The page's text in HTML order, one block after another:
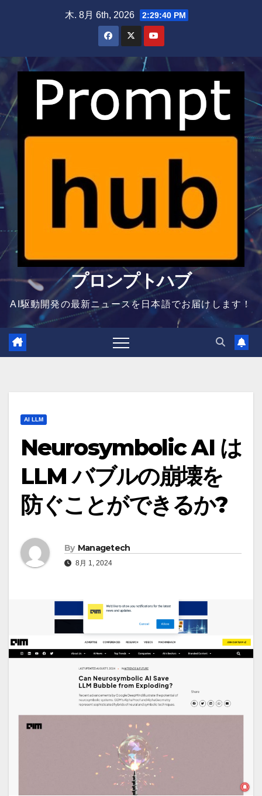
木. 8月 6th, 2026 2:29:40 PM
プロンプトハブ
AI駆動開発の最新ニュースを日本語でお届けします！
AI LLM
Neurosymbolic AI は
LLM バブルの崩壊を
防ぐことができるか?
By Managetech
8月 1, 2024